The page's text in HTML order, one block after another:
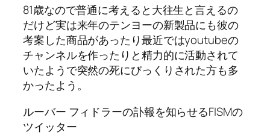
81歳なので普通に考えると大往生と言えるの
だけど実は来年のテンヨーの新製品にも彼の
考案した商品があったり最近ではyoutubeの
チャンネルを作ったりと精力的に活動されて
いたようで突然の死にびっくりされた方も多
かったよう。
ルーバー フィドラーの訃報を知らせるFISMの
ツイッター